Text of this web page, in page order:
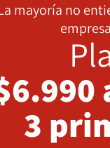
mayoría no
3